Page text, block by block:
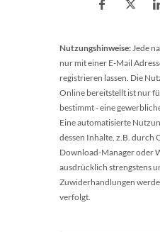
Nutzungshinweise:Jede
nur mit einer E-Mail
registrieren lassen. Die
Online bereitstellt ist nur
bestimmt - eine
Eine automatisierte
dessen Inhalte, z.B. durch
Download-Manager oder
ausdrücklich strengstens
Zuwiderhandlungen
verfolgt.